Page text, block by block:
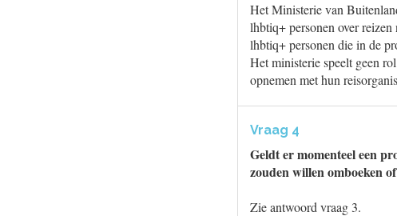
Het Ministerie van
lhbtiq+ personen over
lhbtiq+ personen die in de
Het ministerie speelt geen
opnemen met hun
Vraag 4
Geldt er momenteel een
zouden willen omboeken
Zie antwoord vraag 3.